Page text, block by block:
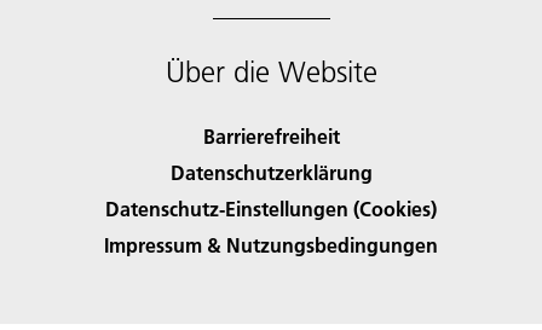
Über die Website
Barrierefreiheit
Datenschutzerklärung
Datenschutz-Einstellungen (Cookies)
Impressum & Nutzungsbedingungen